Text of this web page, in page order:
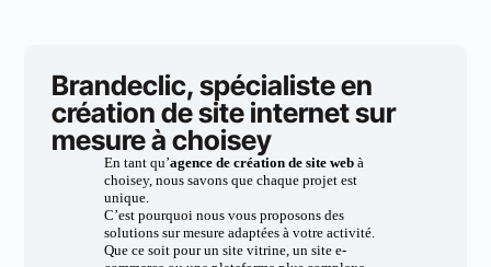
Brandeclic, spécialiste en
création de site internet sur
mesure à choisey
En tant qu’agence de création de site webà
choisey, nous savons que chaque projet est
unique.
C’est pourquoi nous vous proposons des
solutions sur mesure adaptées à votre activité.
Que ce soit pour un site vitrine, un site e-